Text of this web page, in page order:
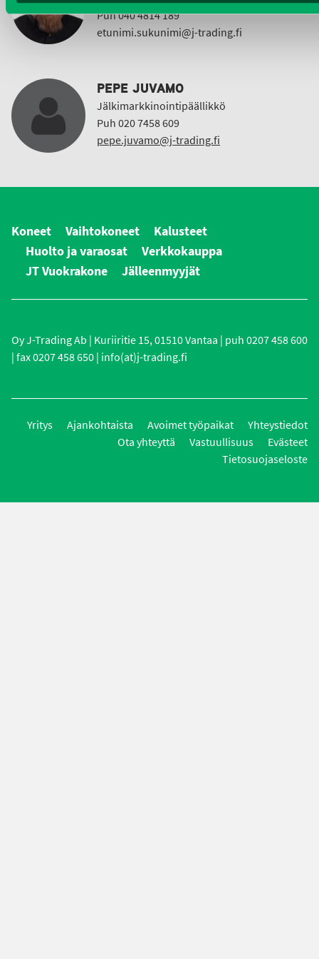
Puh 040 4814 189
etunimi.sukunimi@j-trading.fi
PEPE JUVAMO
Jälkimarkkinointipäällikkö
Puh 020 7458 609
pepe.juvamo@j-trading.fi
Koneet Vaihtokoneet
Kalusteet
Huolto ja varaosat
Verkkokauppa
JT Vuokrakone
Jälleenmyyjät
Oy J-Trading Ab | Kuriiritie 15, 01510 Vantaa | puh 0207 458 600
| fax 0207 458 650 | info(at)j-trading.fi
Yritys Ajankohtaista Avoimet työpaikat
Yhteystiedot
Ota yhteyttä
Vastuullisuus
Evästeet
Tietosuojaseloste